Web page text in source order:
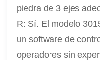
piedra de 3 ejes
R: Sí. El modelo
un software de
operadores sin